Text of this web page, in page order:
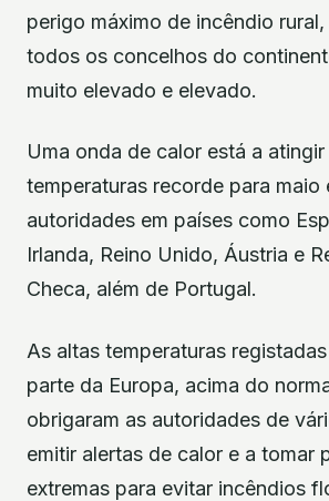
perigo máximo de incêndio
todos os concelhos do
muito elevado e elevado.
Uma onda de calor está a
temperaturas recorde para maio
autoridades em países como
Irlanda, Reino Unido, Áustria e
Checa, além de Portugal.
As altas temperaturas
parte da Europa, acima do
obrigaram as autoridades de
emitir alertas de calor e a tomar
extremas para evitar incêndios